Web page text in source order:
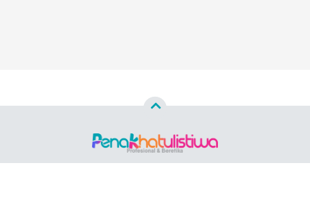
Copyright ©2026 PENAKHATULISTIWA.ID